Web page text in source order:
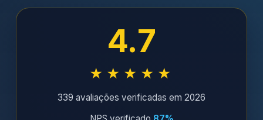
4.7
★★★★★
339 avaliações verificadas em 2026